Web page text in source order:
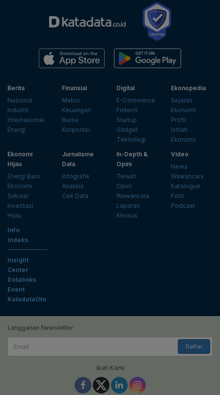
Berita
Nasional
Industri
Internasional
Energi
Finansial
Makro
Keuangan
Bursa
Korporasi
Digital
E-Commerce
Fintech
Startup
Gadget
Teknologi
Ekonopedia
Sejarah
Ekonomi
Profil
Istilah
Ekonomi
Ekonomi
Hijau
Energi Baru
Ekonomi
Sirkular
Investasi
Hijau
Jurnalisme
Data
Infografik
Analisis
Cek Data
In-Depth &
Opini
Telaah
Opini
Wawancara
Laporan
Khusus
Video
News
Wawancara
Katalogue
Foto
Podcast
Info
Indeks
Insight
Center
Databoks
Event
KatadataOto
Langganan Newsletter
Daftar
Ikuti Kami